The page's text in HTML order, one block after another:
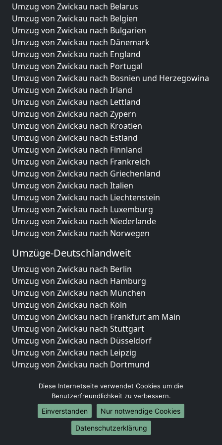
Umzug von Zwickau nach Belarus
Umzug von Zwickau nach Belgien
Umzug von Zwickau nach Bulgarien
Umzug von Zwickau nach Dänemark
Umzug von Zwickau nach England
Umzug von Zwickau nach Portugal
Umzug von Zwickau nach Bosnien und Herzegowina
Umzug von Zwickau nach Irland
Umzug von Zwickau nach Lettland
Umzug von Zwickau nach Zypern
Umzug von Zwickau nach Kroatien
Umzug von Zwickau nach Estland
Umzug von Zwickau nach Finnland
Umzug von Zwickau nach Frankreich
Umzug von Zwickau nach Griechenland
Umzug von Zwickau nach Italien
Umzug von Zwickau nach Liechtenstein
Umzug von Zwickau nach Luxemburg
Umzug von Zwickau nach Niederlande
Umzug von Zwickau nach Norwegen
Umzüge-Deutschlandweit
Umzug von Zwickau nach Berlin
Umzug von Zwickau nach Hamburg
Umzug von Zwickau nach München
Umzug von Zwickau nach Köln
Umzug von Zwickau nach Frankfurt am Main
Umzug von Zwickau nach Stuttgart
Umzug von Zwickau nach Düsseldorf
Umzug von Zwickau nach Leipzig
Umzug von Zwickau nach Dortmund
Umzug von Zwickau nach Bremen
Umzug von Zwickau nach Dresden
Umzug von Zwickau nach Hannover
Umzug von Zwickau nach Nürnberg
Umzug von Zwickau nach Duisburg
Diese Internetseite verwendet Cookies um die
Benutzerfreundlichkeit zu verbessern.
Einverstanden
Nur notwendige Cookies
Datenschutzerklärung